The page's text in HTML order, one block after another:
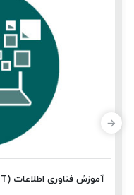
آموزش فناوری اطلاعات (IT)